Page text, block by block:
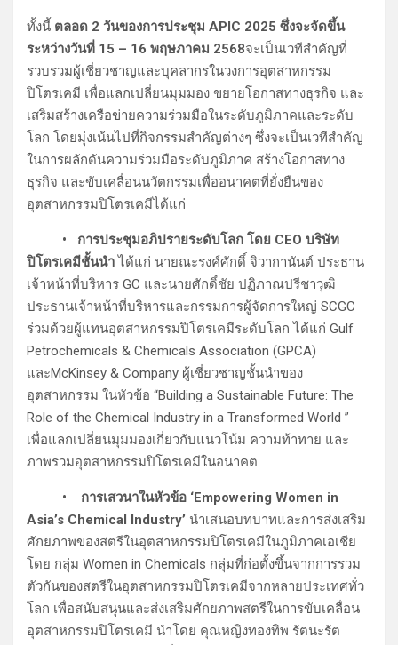
ทั้งนี้ ตลอด 2 วันของการประชุม APIC 2025 ซึ่งจะจัดขึ้น
ระหว่างวันที่ 15 – 16 พฤษภาคม 2568จะเป็นเวทีสำคัญที่
รวบรวมผู้เชี่ยวชาญและบุคลากรในวงการอุตสาหกรรม
ปิโตรเคมี เพื่อแลกเปลี่ยนมุมมอง ขยายโอกาสทางธุรกิจ และ
เสริมสร้างเครือข่ายความร่วมมือในระดับภูมิภาคและระดับ
โลก โดยมุ่งเน้นไปที่กิจกรรมสำคัญต่างๆ ซึ่งจะเป็นเวทีสำคัญ
ในการผลักดันความร่วมมือระดับภูมิภาค สร้างโอกาสทาง
ธุรกิจ และขับเคลื่อนนวัตกรรมเพื่ออนาคตที่ยั่งยืนของ
อุตสาหกรรมปิโตรเคมีได้แก่
• การประชุมอภิปรายระดับโลก โดย CEO บริษัท
ปิโตรเคมีชั้นนำได้แก่ นายณะรงค์ศักดิ์ จิวากานันต์ ประธาน
เจ้าหน้าที่บริหาร GC และนายศักดิ์ชัย ปฏิภาณปรีชาวุฒิ
ประธานเจ้าหน้าที่บริหารและกรรมการผู้จัดการใหญ่ SCGC
ร่วมด้วยผู้แทนอุตสาหกรรมปิโตรเคมีระดับโลก ได้แก่ Gulf
Petrochemicals & Chemicals Association (GPCA)
และMcKinsey & Company ผู้เชี่ยวชาญชั้นนำของ
อุตสาหกรรม ในหัวข้อ “Building a Sustainable Future: The
Role of the Chemical Industry in a Transformed World ”
เพื่อแลกเปลี่ยนมุมมองเกี่ยวกับแนวโน้ม ความท้าทาย และ
ภาพรวมอุตสาหกรรมปิโตรเคมีในอนาคต
• การเสวนาในหัวข้อ ‘Empowering Women in
Asia’s Chemical Industry’ นำเสนอบทบาทและการส่งเสริม
ศักยภาพของสตรีในอุตสาหกรรมปิโตรเคมีในภูมิภาคเอเชีย
โดย กลุ่ม Women in Chemicals กลุ่มที่ก่อตั้งขึ้นจากการรวม
ตัวกันของสตรีในอุตสาหกรรมปิโตรเคมีจากหลายประเทศทั่ว
โลก เพื่อสนับสนุนและส่งเสริมศักยภาพสตรีในการขับเคลื่อน
อุตสาหกรรมปิโตรเคมี นำโดย คุณหญิงทองทิพ รัตนะรัต